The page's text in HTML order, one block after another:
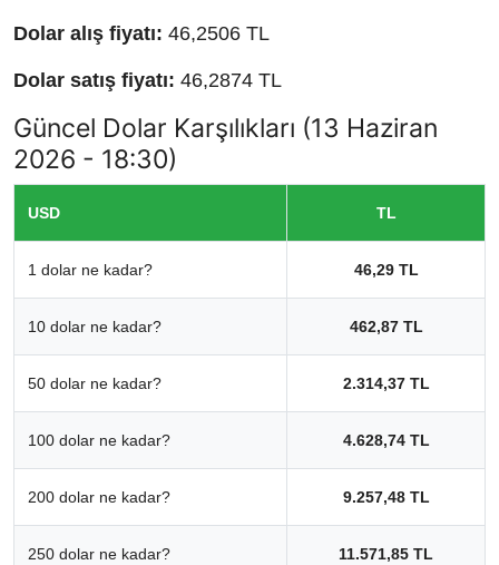
Dolar alış fiyatı: 46,2506 TL
Dolar satış fiyatı: 46,2874 TL
Güncel Dolar Karşılıkları (13 Haziran
2026 - 18:30)
USD TL
1 dolar ne kadar? 46,29 TL
10 dolar ne kadar? 462,87 TL
50 dolar ne kadar? 2.314,37 TL
100 dolar ne kadar? 4.628,74 TL
200 dolar ne kadar? 9.257,48 TL
250 dolar ne kadar? 11.571,85 TL